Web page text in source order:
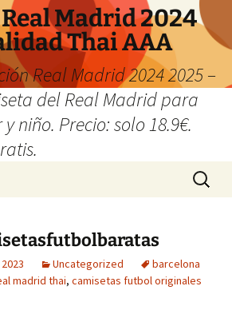
Madrid 2024
Thai AAA
Real Madrid 2024 2025 –
del Real Madrid para
niño. Precio: solo 18.9€.
Buscar:
Uncategorized
barcelona
madrid thai, camisetas futbol originales